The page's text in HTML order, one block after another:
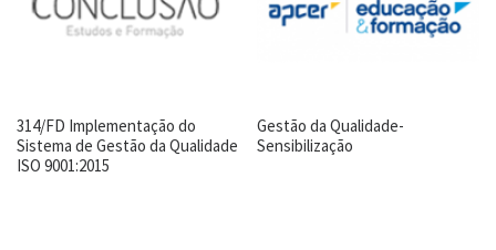
314/FD Implementação do
Sistema de Gestão da Qualidade
ISO 9001:2015
Gestão da Qualidade-
Sensibilização